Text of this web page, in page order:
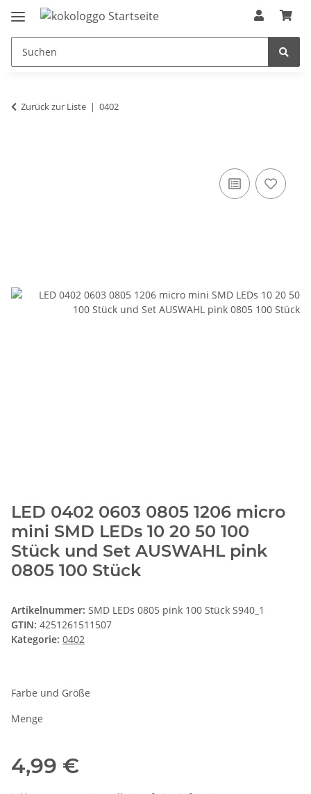
Zurück zur Liste 0402
LED 0402 0603 0805 1206 micro
mini SMD LEDs 10 20 50 100
Stück und Set AUSWAHL pink
0805 100 Stück
Artikelnummer: SMD LEDs 0805 pink 100 Stück S940_1
GTIN: 4251261511507
Kategorie: 0402
Farbe und Größe
Menge
4,99 €